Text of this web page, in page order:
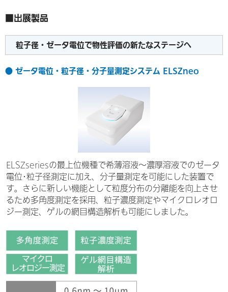
■出展製品
粒子径・ゼータ電位で物性評価の新たなステージへ
● ゼータ電位・粒子径・分子量測定システム ELSZneo
ELSZseriesの最上位機種で希薄溶液～濃厚溶液でのゼータ
電位･粒子径測定に加え、分子量測定を可能にした装置で
す。さらに新しい機能として粒度分布の分離能を向上させ
るため多角度測定を採用、粒子濃度測定やマイクロレオロ
ジー測定、ゲルの網目構造解析も可能にしました。